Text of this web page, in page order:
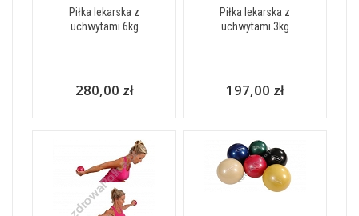
Piłka lekarska z
uchwytami 6kg
280,00 zł
Piłka lekarska z
uchwytami 3kg
197,00 zł